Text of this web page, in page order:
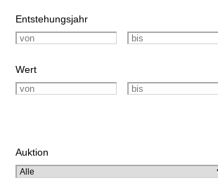
Entstehungsjahr
Wert
Auktion